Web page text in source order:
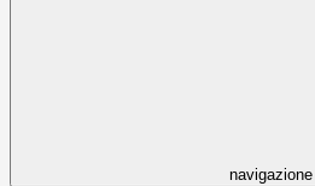
navigazione